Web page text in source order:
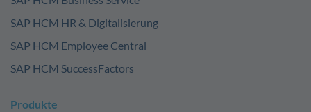
SAP HCM HR & Digitalisierung
SAP HCM Employee Central
SAP HCM SuccessFactors
Produkte